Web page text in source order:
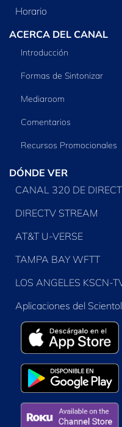
Horario
ACERCA DEL CANAL
Introducción
Formas de Sintonizar
Mediaroom
Comentarios
Recursos Promocionales
DÓNDE VER
CANAL 320 DE
DIRECTV STREAM
AT&T U-VERSE
TAMPA BAY WFTT
LOS ANGELES KSCN-
Aplicaciones del